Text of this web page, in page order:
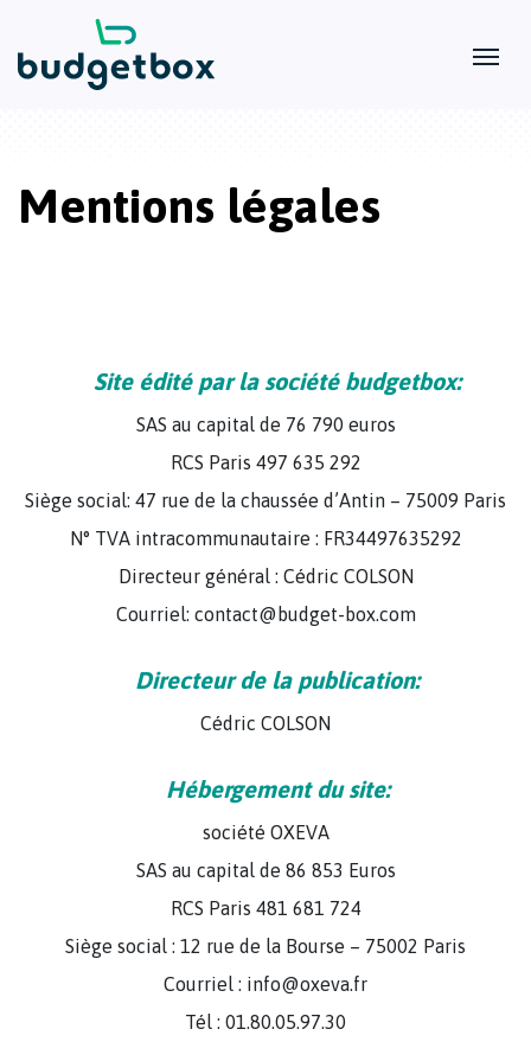
Mentions légales
Site édité par la société budgetbox:
SAS au capital de 76 790 euros
RCS Paris 497 635 292
Siège social: 47 rue de la chaussée d’Antin – 75009 Paris
N° TVA intracommunautaire : FR34497635292
Directeur général : Cédric COLSON
Courriel: contact@budget-box.com
Directeur de la publication:
Cédric COLSON
Hébergement du site:
société OXEVA
SAS au capital de 86 853 Euros
RCS Paris 481 681 724
Siège social : 12 rue de la Bourse – 75002 Paris
Courriel : info@oxeva.fr
Tél : 01.80.05.97.30